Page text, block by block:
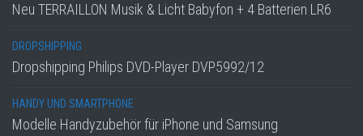
Neu TERRAILLON Musik & Licht Babyfon + 4 Batterien LR6
DROPSHIPPING
Dropshipping Philips DVD-Player DVP5992/12
HANDY UND SMARTPHONE
Modelle Handyzubehör für iPhone und Samsung